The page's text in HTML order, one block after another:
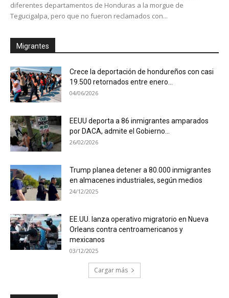
diferentes departamentos de Honduras a la morgue de
Tegucigalpa, pero que no fueron reclamados con...
Migrantes
Crece la deportación de hondureños con casi
19.500 retornados entre enero...
04/06/2026
EEUU deporta a 86 inmigrantes amparados
por DACA, admite el Gobierno...
26/02/2026
Trump planea detener a 80.000 inmigrantes
en almacenes industriales, según medios
24/12/2025
EE.UU. lanza operativo migratorio en Nueva
Orleans contra centroamericanos y
mexicanos
03/12/2025
Cargar más